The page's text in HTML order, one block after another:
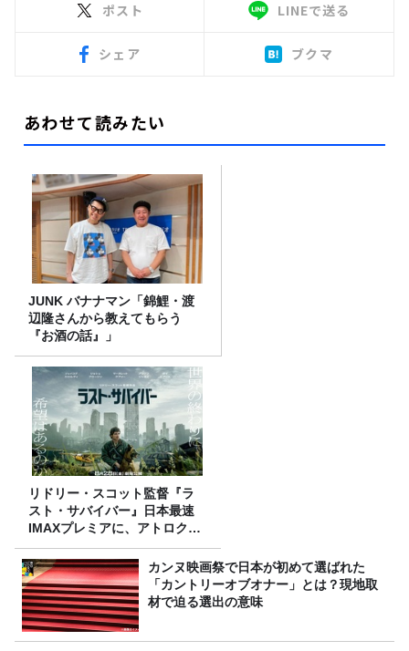
ポスト LINEで送る
シェア ブクマ
あわせて読みたい
JUNK バナナマン「錦鯉・渡
辺隆さんから教えてもらう
『お酒の話』」
リドリー・スコット監督『ラ
スト・サバイバー』日本最速
IMAXプレミアに、アトロクリ
スナー60名をご招待！
カンヌ映画祭で日本が初めて選ばれた
「カントリーオブオナー」とは？現地取
材で迫る選出の意味